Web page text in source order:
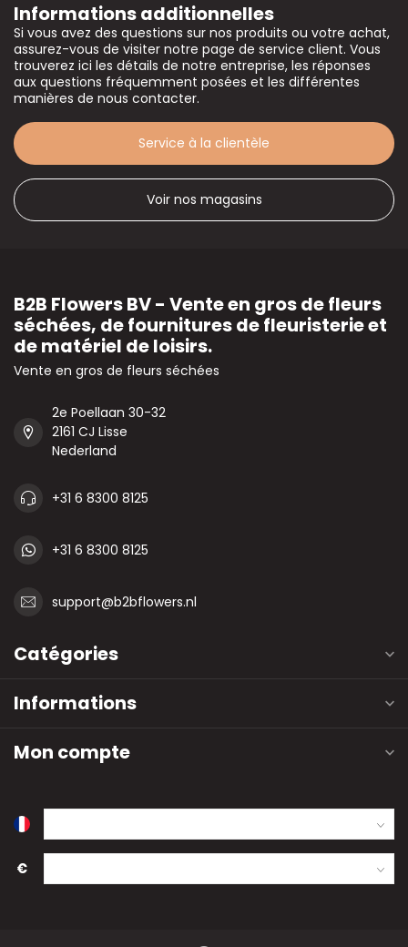
Informations additionnelles
Si vous avez des questions sur nos produits ou votre achat,
assurez-vous de visiter notre page de service client. Vous
trouverez ici les détails de notre entreprise, les réponses
aux questions fréquemment posées et les différentes
manières de nous contacter.
Service à la clientèle
Voir nos magasins
B2B Flowers BV - Vente en gros de fleurs
séchées, de fournitures de fleuristerie et
de matériel de loisirs.
Vente en gros de fleurs séchées
2e Poellaan 30-32
2161 CJ Lisse
Nederland
+31 6 8300 8125
+31 6 8300 8125
support@b2bflowers.nl
Catégories
Informations
Mon compte
€